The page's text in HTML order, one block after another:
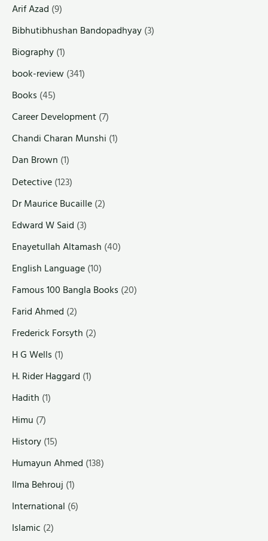
Arif Azad (9)
Bibhutibhushan Bandopadhyay(3)
Biography(1)
book-review(341)
Books (45)
Career Development(7)
Chandi Charan Munshi (1)
Dan Brown (1)
Detective(123)
Dr Maurice Bucaille(2)
Edward W Said (3)
Enayetullah Altamash (40)
English Language(10)
Famous 100 Bangla Books (20)
Farid Ahmed (2)
Frederick Forsyth (2)
H G Wells (1)
H. Rider Haggard (1)
Hadith (1)
Himu (7)
History(15)
Humayun Ahmed (138)
Ilma Behrouj (1)
International (6)
Islamic (2)